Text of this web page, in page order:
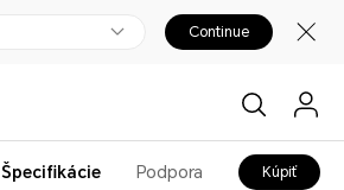
Continue
Špecifikácie Podpora Kúpiť